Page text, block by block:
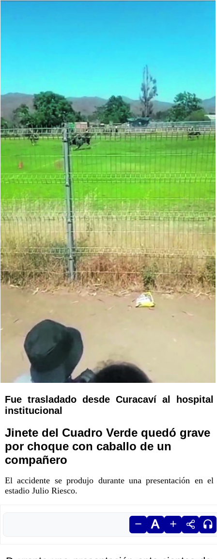
Fue trasladado desde Curacaví al hospital
institucional
Jinete del Cuadro Verde quedó grave
por choque con caballo de un
compañero
El accidente se produjo durante una presentación en el
estadio Julio Riesco.